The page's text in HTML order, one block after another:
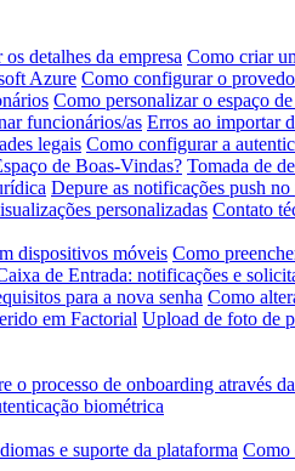
detalhes da empresa Como criar
Azure Como configurar o
Como personalizar o espaço
funcionários/as Erros ao importar
legais Como configurar a
de Boas-Vindas? Tomada de
Depure as notificações push
personalizadas Contato
dispositivos móveis Como
de Entrada: notificações e
para a nova senha Como
em Factorial Upload de foto de
o processo de onboarding através
biométrica
e suporte da plataforma Como